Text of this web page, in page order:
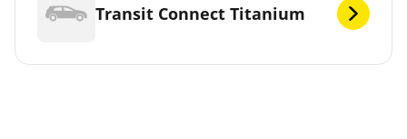
Transit Connect Titanium